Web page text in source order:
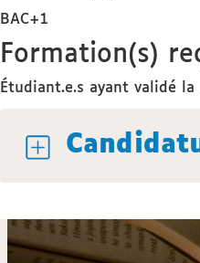
BAC+1
Formation(s)
Étudiant.e.s ayant validé la